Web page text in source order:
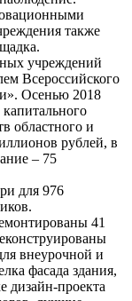
также
учреждений
Всероссийского
Осенью 2018
областного и
рублей, в
– 75
для 976
41
внеурочной и
фасада здания,
дизайн-проекта